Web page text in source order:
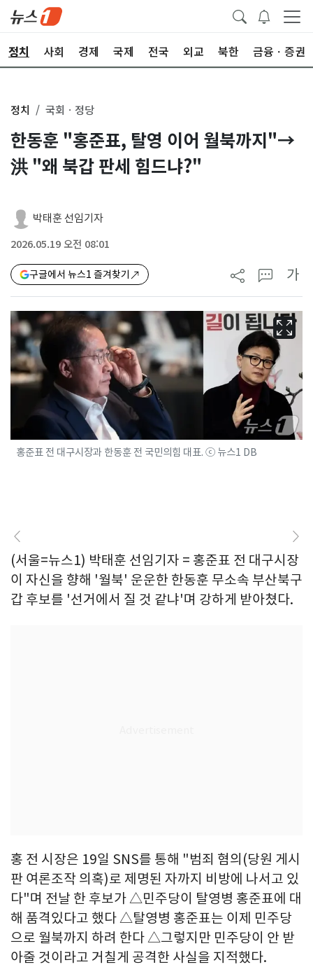
정치 사회 경제 국제 전국 외교 북한 금융ㆍ증권
정치 국회ㆍ정당
한동훈 "홍준표, 탈영 이어 월북까지"→
洪 "왜 북갑 판세 힘드냐?"
박태훈 선임기자
2026.05.19 오전 08:01
구글에서 뉴스1 즐겨찾기 가
홍준표 전 대구시장과 한동훈 전 국민의힘 대표. ⓒ 뉴스1 DB
(서울=뉴스1) 박태훈 선임기자 = 홍준표 전 대구시장
이 자신을 향해 '월북' 운운한 한동훈 무소속 부산북구
갑 후보를 '선거에서 질 것 같냐'며 강하게 받아쳤다.
홍 전 시장은 19일 SNS를 통해 "범죄 혐의(당원 게시
판 여론조작 의혹)로 제명된 자까지 비방에 나서고 있
다"며 전날 한 후보가 △민주당이 탈영병 홍준표에 대
해 품격있다고 했다 △탈영병 홍준표는 이제 민주당
으로 월북까지 하려 한다 △그렇지만 민주당이 안 받
아줄 것이라고 거칠게 공격한 사실을 지적했다.